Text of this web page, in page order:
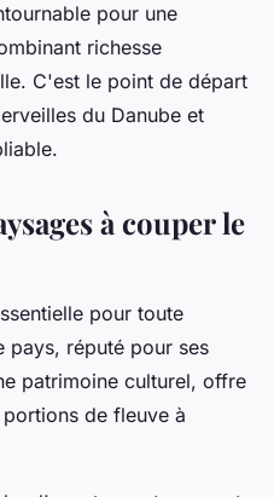
pour une
richesse
C'est le point de départ
du Danube et
à couper le
pour toute
pays, réputé pour ses
patrimoine culturel, offre
de fleuve à